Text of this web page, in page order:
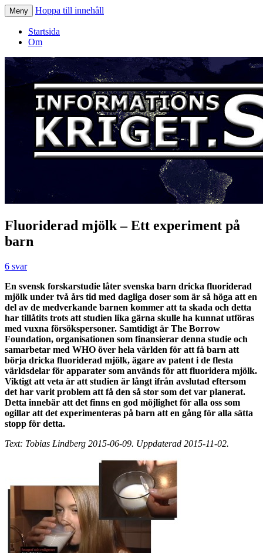
Informationskriget.se
Meny Hoppa till innehåll
Startsida
Om
Fluoriderad mjölk – Ett experiment på
barn
6 svar
En svensk forskarstudie låter svenska barn dricka fluoriderad
mjölk under två års tid med dagliga doser som är så höga att en
del av de medverkande barnen kommer att ta skada och detta
har tillåtits trots att studien lika gärna skulle ha kunnat utföras
med vuxna försökspersoner. Samtidigt är The Borrow
Foundation, organisationen som finansierar denna studie och
samarbetar med WHO över hela världen för att få barn att
börja dricka fluoriderad mjölk, ägare av patent i de flesta
världsdelar för apparater som används för att fluoridera mjölk.
Viktigt att veta är att studien är långt ifrån avslutad eftersom
det har varit problem att få den så stor som det var planerat.
Detta innebär att det finns en god möjlighet för alla oss som
ogillar att det experimenteras på barn att en gång för alla sätta
stopp för detta.
Text: Tobias Lindberg 2015-06-09. Uppdaterad 2015-11-02.